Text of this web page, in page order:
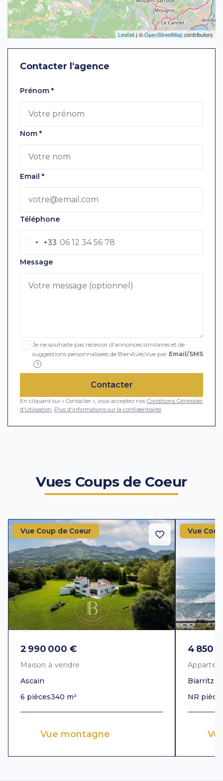
Leaflet| ©OpenStreetMapcontributors
Contacter l'agence
Laissez ce champ vide
Prénom *
Nom *
Email *
Téléphone
+33
Message
Je ne souhaite pas recevoir d'annonces similaires et de
suggestions personnalisées de BienAvecVue par Email/SMS
?
Contacter
En cliquant sur « Contacter », vous acceptez nos Conditions Générales
d'Utilisation Plus d'informations sur la confidentialité
Vues Coups de Coeur
Vue Coup de Coeur
2 990 000 €
Maison à vendre
Ascain
6 pièces340 m²
Vue montagne
Vue
4 850
Biarritz
NR pièce